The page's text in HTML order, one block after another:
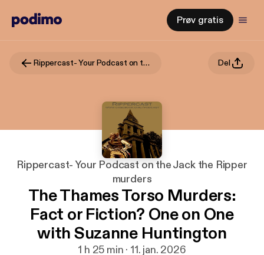
Prøv gratis
Rippercast- Your Podcast on the Jack the Ripper murders Del
Rippercast- Your Podcast on the Jack the Ripper
murders
The Thames Torso Murders:
Fact or Fiction? One on One
with Suzanne Huntington
1 h 25 min · 11. jan. 2026